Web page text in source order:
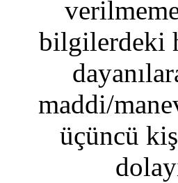
bilgilerdeki
maddi/
üçüncü